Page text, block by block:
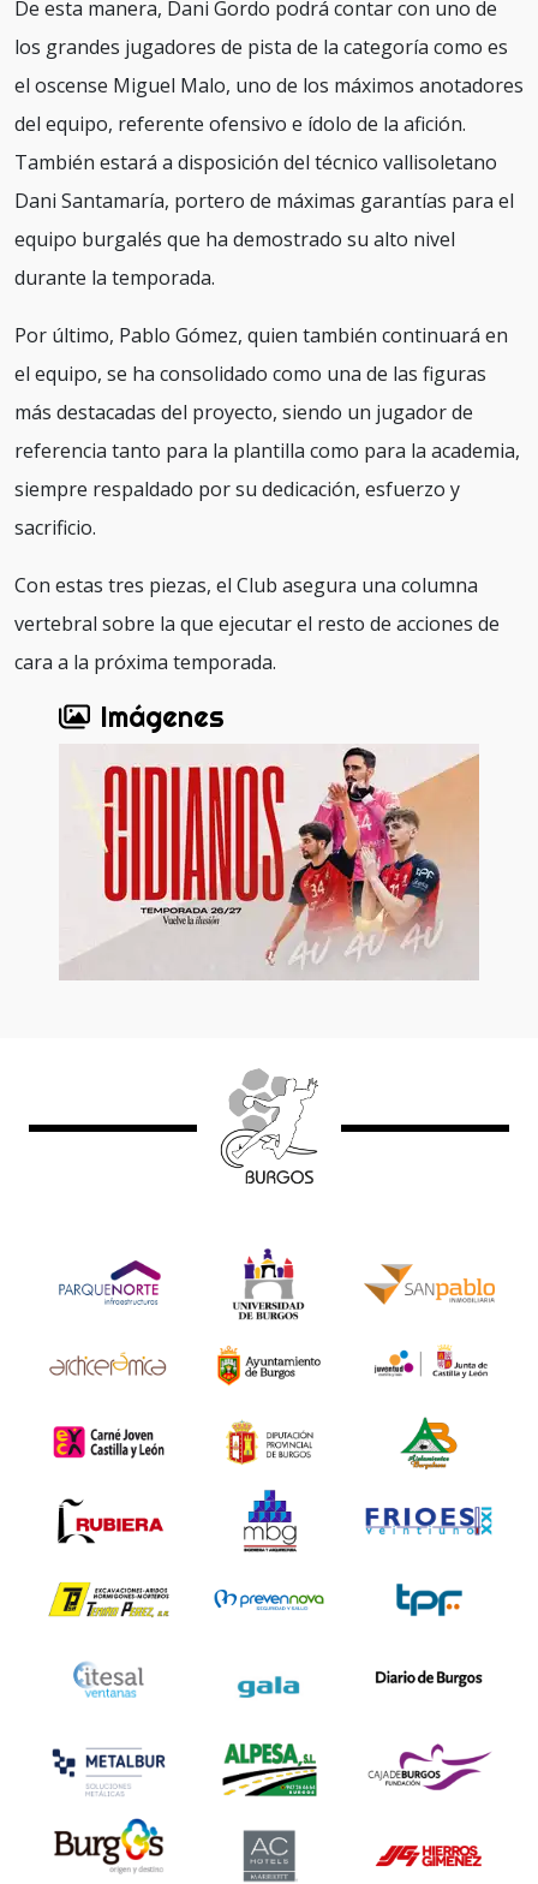
De esta manera, Dani Gordo podrá contar con uno de
los grandes jugadores de pista de la categoría como es
el oscense Miguel Malo, uno de los máximos anotadores
del equipo, referente ofensivo e ídolo de la afición.
También estará a disposición del técnico vallisoletano
Dani Santamaría, portero de máximas garantías para el
equipo burgalés que ha demostrado su alto nivel
durante la temporada.
Por último, Pablo Gómez, quien también continuará en
el equipo, se ha consolidado como una de las figuras
más destacadas del proyecto, siendo un jugador de
referencia tanto para la plantilla como para la academia,
siempre respaldado por su dedicación, esfuerzo y
sacrificio.
Con estas tres piezas, el Club asegura una columna
vertebral sobre la que ejecutar el resto de acciones de
cara a la próxima temporada.
Imágenes